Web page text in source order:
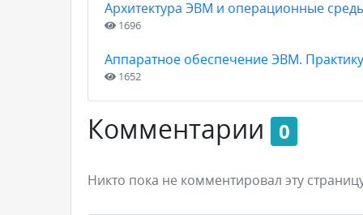
Архитектура ЭВМ и операционные
1696
Аппаратное обеспечение ЭВМ.
1652
Комментарии 0
Никто пока не комментировал эту